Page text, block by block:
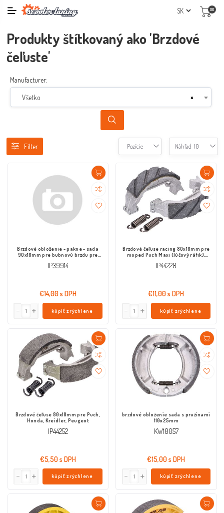
(0)
Produkty štítkovaný ako 'Brzdové
čeľuste'
Manufacturer:
×
Všetko
Filter Pozície Náhľad 10
Brzdové obloženie - pakne - sada
90x18mm pre bubnovú brzdu pre
IP39914
€14,00 s DPH
kúpiť zrýchlene
Brzdové čeľuse racing 80x18mm pre
moped Puch Maxi (lúčový ráfik),
IP44228
€11,00 s DPH
kúpiť zrýchlene
Brzdové čeľuse 80x18mm pre Puch,
Honda, Kreidler, Peugeot
IP44252
€5,50 s DPH
kúpiť zrýchlene
brzdové obloženie sada s pružinami
110x25mm
KW18057
€15,00 s DPH
kúpiť zrýchlene